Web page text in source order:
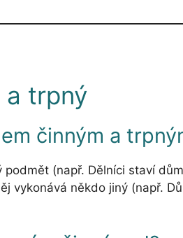
a trpný
činným a
(např. Dělníci staví
vykonává někdo jiný (např.